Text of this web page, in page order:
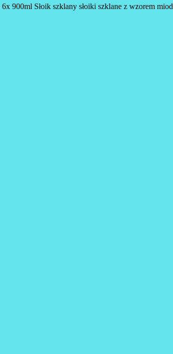
6x 900ml Słoik szklany słoiki szklane z wzorem